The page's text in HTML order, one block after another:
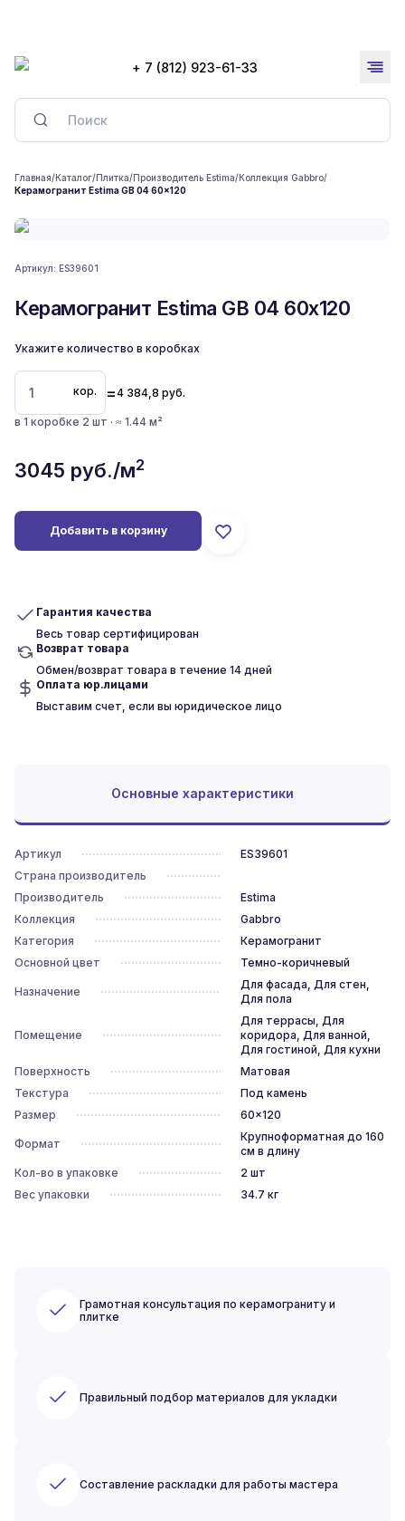
+ 7 (812) 923-61-33
Главная/Каталог/Плитка/Производитель Estima/Коллекция Gabbro/
Керамогранит Estima GB 04 60x120
Артикул: ES39601
Керамогранит Estima GB 04 60x120
Укажите количество в коробках
кор. =4 384,8 руб.
в 1 коробке 2 шт · ≈ 1.44 м²
3045 руб./м2
Добавить в корзину
Гарантия качества
Весь товар сертифицирован
Возврат товара
Обмен/возврат товара в течение 14 дней
Оплата юр.лицами
Выставим счет, если вы юридическое лицо
Основные характеристики
Артикул
ES39601
Страна производитель
Производитель
Estima
Коллекция
Gabbro
Категория
Керамогранит
Основной цвет
Темно-коричневый
Назначение
Для фасада, Для стен,
Для пола
Помещение
Для террасы, Для
коридора, Для ванной,
Для гостиной, Для кухни
Поверхность
Матовая
Текстура
Под камень
Размер
60x120
Формат
Крупноформатная до 160
см в длину
Кол-во в упаковке
2 шт
Вес упаковки
34.7 кг
Грамотная консультация по керамограниту и
плитке
Правильный подбор материалов для укладки
Составление раскладки для работы мастера